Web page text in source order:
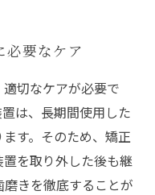
必要なケア
切なケアが必要で
は、長期間使用した
す。そのため、矯正
を取り外した後も継
きを徹底することが